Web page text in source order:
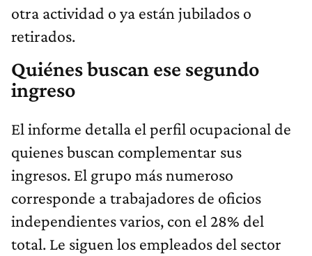
otra actividad o ya están jubilados o
retirados.
Quiénes buscan ese segundo
ingreso
El informe detalla el perfil ocupacional de
quienes buscan complementar sus
ingresos. El grupo más numeroso
corresponde a trabajadores de oficios
independientes varios, con el 28% del
total. Le siguen los empleados del sector